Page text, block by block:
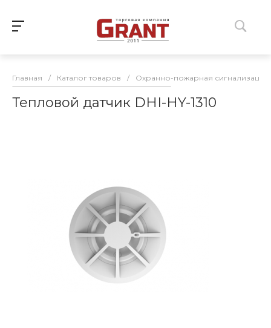
Главная / Каталог товаров / Охранно-пожарная сигнализация
Тепловой датчик DHI-HY-1310